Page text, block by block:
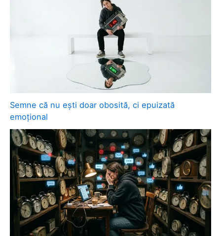
Semne că nu ești doar obosită, ci epuizată
emoțional